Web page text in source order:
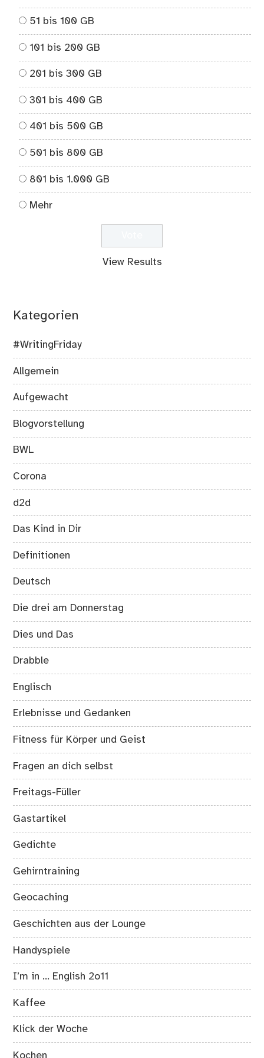
51 bis 100 GB
101 bis 200 GB
201 bis 300 GB
301 bis 400 GB
401 bis 500 GB
501 bis 800 GB
801 bis 1.000 GB
Mehr
View Results
Kategorien
#WritingFriday
Allgemein
Aufgewacht
Blogvorstellung
BWL
Corona
d2d
Das Kind in Dir
Definitionen
Deutsch
Die drei am Donnerstag
Dies und Das
Drabble
Englisch
Erlebnisse und Gedanken
Fitness für Körper und Geist
Fragen an dich selbst
Freitags-Füller
Gastartikel
Gedichte
Gehirntraining
Geocaching
Geschichten aus der Lounge
Handyspiele
I’m in … English 2o11
Kaffee
Klick der Woche
Kochen